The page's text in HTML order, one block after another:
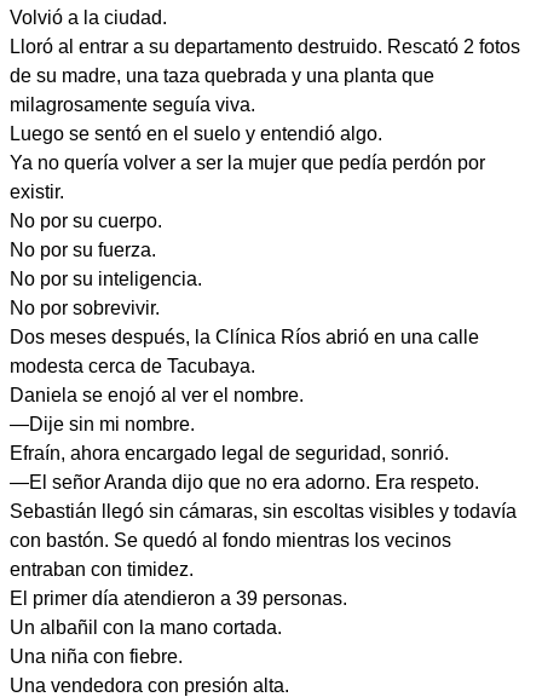
Volvió a la ciudad.
Lloró al entrar a su departamento destruido. Rescató 2 fotos
de su madre, una taza quebrada y una planta que
milagrosamente seguía viva.
Luego se sentó en el suelo y entendió algo.
Ya no quería volver a ser la mujer que pedía perdón por
existir.
No por su cuerpo.
No por su fuerza.
No por su inteligencia.
No por sobrevivir.
Dos meses después, la Clínica Ríos abrió en una calle
modesta cerca de Tacubaya.
Daniela se enojó al ver el nombre.
—Dije sin mi nombre.
Efraín, ahora encargado legal de seguridad, sonrió.
—El señor Aranda dijo que no era adorno. Era respeto.
Sebastián llegó sin cámaras, sin escoltas visibles y todavía
con bastón. Se quedó al fondo mientras los vecinos
entraban con timidez.
El primer día atendieron a 39 personas.
Un albañil con la mano cortada.
Una niña con fiebre.
Una vendedora con presión alta.